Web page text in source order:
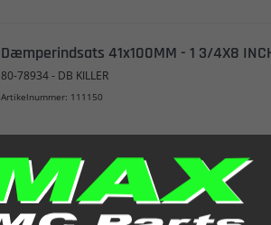
Dæmperindsats 41x100MM - 1 3/4X8
80-78934 - DB KILLER
Artikelnummer: 111150